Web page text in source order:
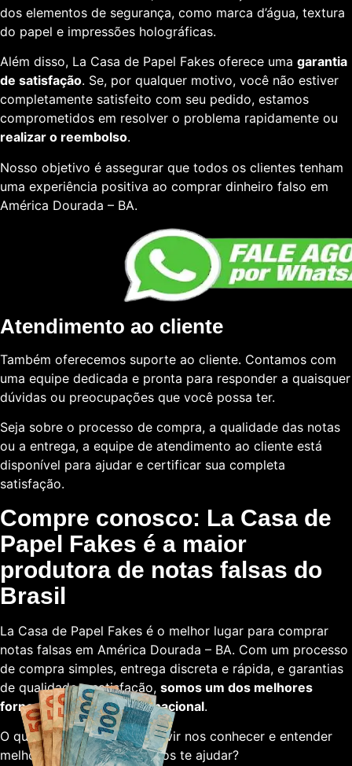
dos elementos de segurança, como marca d’água, textura
do papel e impressões holográficas.
Além disso, La Casa de Papel Fakes oferece uma garantia
de satisfação. Se, por qualquer motivo, você não estiver
completamente satisfeito com seu pedido, estamos
comprometidos em resolver o problema rapidamente ou
realizar o reembolso.
Nosso objetivo é assegurar que todos os clientes tenham
uma experiência positiva ao comprar dinheiro falso em
América Dourada – BA.
Atendimento ao cliente
Também oferecemos suporte ao cliente. Contamos com
uma equipe dedicada e pronta para responder a quaisquer
dúvidas ou preocupações que você possa ter.
Seja sobre o processo de compra, a qualidade das notas
ou a entrega, a equipe de atendimento ao cliente está
disponível para ajudar e certificar sua completa
satisfação.
Compre conosco: La Casa de
Papel Fakes é a maior
produtora de notas falsas do
Brasil
La Casa de Papel Fakes é o melhor lugar para comprar
notas falsas em América Dourada – BA. Com um processo
de compra simples, entrega discreta e rápida, e garantias
de qualidade e satisfação, somos um dos melhores
fornecedores em escala nacional.
O que está esperando para vir nos conhecer e entender
melhor sobre como podemos te ajudar?